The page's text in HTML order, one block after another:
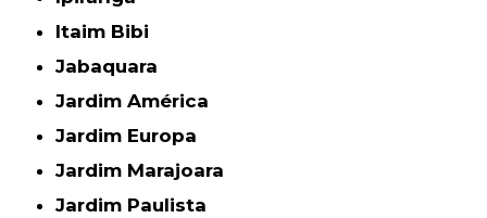
Itaim Bibi
Jabaquara
Jardim América
Jardim Europa
Jardim Marajoara
Jardim Paulista